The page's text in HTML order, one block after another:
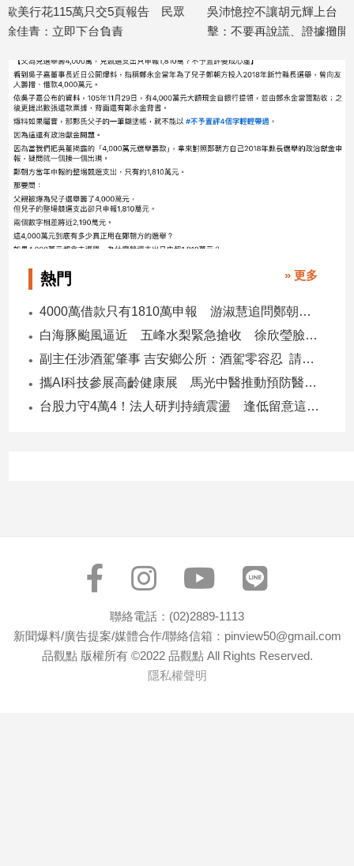
星
座/
命
理
消
費
健
康/
親
子/
感
情
藝
術
／
推
科
音
告 民眾
吳沛憶控不讓胡元輝上台 羅廷瑋反
擊：不要再說謊、證據攤開會很難看
李退之、
委會雙標
熱門 » 更多
4000萬借款只有1810萬申報 游淑慧追問鄭朝方：2190萬差額去哪了
白海豚颱風逼近 五峰水梨緊急搶收 徐欣瑩臉書急呼「搶救五峰水梨」
副主任涉酒駕肇事 吉安鄉公所：酒駕零容忍 請辭獲准
攜AI科技參展高齡健康展 馬光中醫推動預防醫學迎接長壽新經濟
台股力守4萬4！法人研判持續震盪 逢低留意這些族群
聯絡電話：(02)2889-1113
新聞爆料/廣告提案/媒體合作/聯絡信箱：pinview50@gmail.com
品觀點 版權所有 ©2022 品觀點 All Rights Reserved.
隱私權聲明